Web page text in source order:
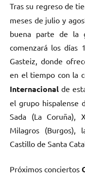
Tras su regreso de
meses de julio y
buena parte de la
comenzará los
Gasteiz, donde
en el tiempo con la
Internacional de
el grupo hispalense
Sada (La Coruña),
Milagros (Burgos),
Castillo de Santa
Próximos conciertos